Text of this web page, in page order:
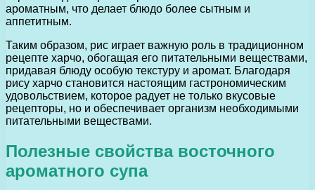
ароматным, что делает блюдо более сытным и
аппетитным.
Таким образом, рис играет важную роль в традиционном
рецепте харчо, обогащая его питательными веществами,
придавая блюду особую текстуру и аромат. Благодаря
рису харчо становится настоящим гастрономическим
удовольствием, которое радует не только вкусовые
рецепторы, но и обеспечивает организм необходимыми
питательными веществами.
Полезные свойства восточного
ароматного супа